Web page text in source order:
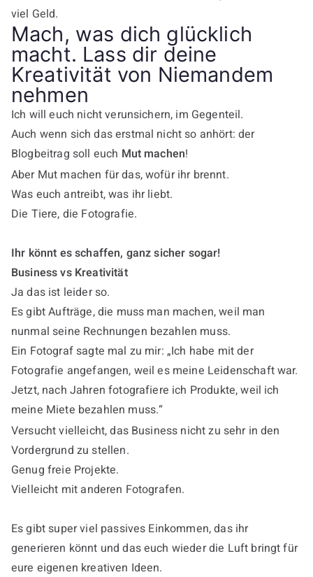
viel Geld.
Mach, was dich glücklich
macht. Lass dir deine
Kreativität von Niemandem
nehmen
Ich will euch nicht verunsichern, im Gegenteil.
Auch wenn sich das erstmal nicht so anhört: der
Blogbeitrag soll euch Mut machen!
Aber Mut machen für das, wofür ihr brennt.
Was euch antreibt, was ihr liebt.
Die Tiere, die Fotografie.
Ihr könnt es schaffen, ganz sicher sogar!
Business vs Kreativität
Ja das ist leider so.
Es gibt Aufträge, die muss man machen, weil man
nunmal seine Rechnungen bezahlen muss.
Ein Fotograf sagte mal zu mir: „Ich habe mit der
Fotografie angefangen, weil es meine Leidenschaft war.
Jetzt, nach Jahren fotografiere ich Produkte, weil ich
meine Miete bezahlen muss.“
Versucht vielleicht, das Business nicht zu sehr in den
Vordergrund zu stellen.
Genug freie Projekte.
Vielleicht mit anderen Fotografen.
Es gibt super viel passives Einkommen, das ihr
generieren könnt und das euch wieder die Luft bringt für
eure eigenen kreativen Ideen.